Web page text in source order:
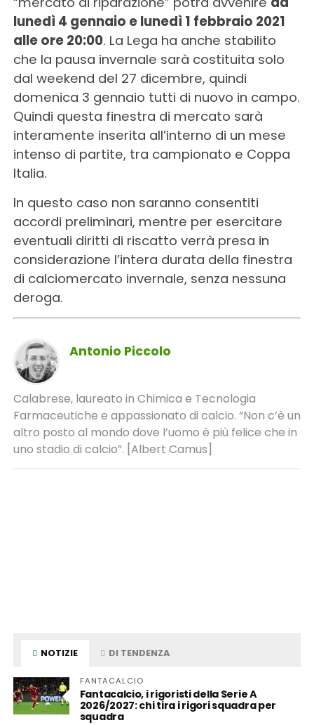
lunedì 4 gennaio e lunedì 1 febbraio 2021
alle ore 20:00. La Lega ha anche stabilito
che la pausa invernale sarà costituita solo
dal weekend del 27 dicembre, quindi
domenica 3 gennaio tutti di nuovo in campo.
Quindi questa finestra di mercato sarà
interamente inserita all’interno di un mese
intenso di partite, tra campionato e Coppa
Italia.
In questo caso non saranno consentiti
accordi preliminari, mentre per esercitare
eventuali diritti di riscatto verrà presa in
considerazione l’intera durata della finestra
di calciomercato invernale, senza nessuna
deroga.
Antonio Piccolo
Calabrese, laureato in Chimica e Tecnologia
Farmaceutiche e appassionato di calcio. “Non c’è un
altro posto al mondo dove l’uomo è più felice che in
uno stadio di calcio”. [Albert Camus]
NOTIZIE DI TENDENZA
FANTACALCIO
Fantacalcio, i rigoristi della Serie A
2026/2027: chi tira i rigori squadra per
squadra